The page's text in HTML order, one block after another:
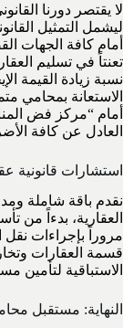
لا يقتصر دورنا
ليشمل التمثيل
أمام كافة الجهات
تعنتاً في تسليم
نسبة زيادة القيمة
الاستعانة بمحامي
أمام “مركز فض
العادل عن كافة
استشارات قانونية
نقدم باقة شاملة
العقارية، بدءاً من
مروراً بإجراءات نقل
قسمة العقارات
الاستباقية لتأمين
النهاية: مستقبل